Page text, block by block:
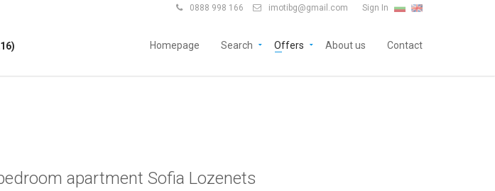
 0888 998 166  imotibg@gmail.com Sign In
Homepage Search Offers About us Contact
apartment Sofia Lozenets